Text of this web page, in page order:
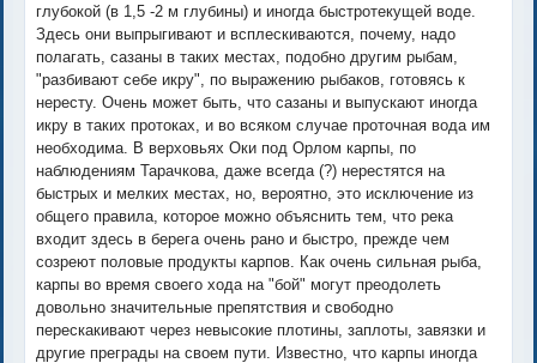
глубокой (в 1,5 -2 м глубины) и иногда быстротекущей воде.
Здесь они выпрыгивают и всплескиваются, почему, надо
полагать, сазаны в таких местах, подобно другим рыбам,
"разбивают себе икру", по выражению рыбаков, готовясь к
нересту. Очень может быть, что сазаны и выпускают иногда
икру в таких протоках, и во всяком случае проточная вода им
необходима. В верховьях Оки под Орлом карпы, по
наблюдениям Тарачкова, даже всегда (?) нерестятся на
быстрых и мелких местах, но, вероятно, это исключение из
общего правила, которое можно объяснить тем, что река
входит здесь в берега очень рано и быстро, прежде чем
созреют половые продукты карпов. Как очень сильная рыба,
карпы во время своего хода на "бой" могут преодолеть
довольно значительные препятствия и свободно
перескакивают через невысокие плотины, заплоты, завязки и
другие преграды на своем пути. Известно, что карпы иногда